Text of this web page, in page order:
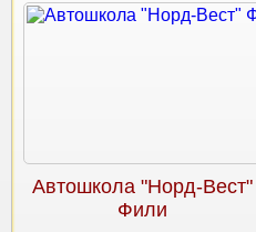
Автошкола "Норд-Вест"
Фили